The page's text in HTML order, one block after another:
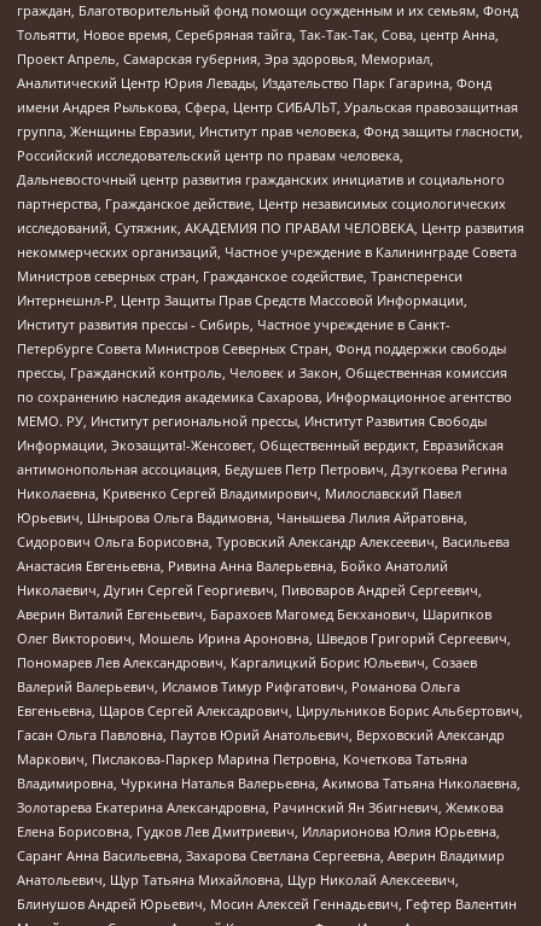
граждан, Благотворительный фонд помощи осужденным и их семьям, Фонд
Тольятти, Новое время, Серебряная тайга, Так-Так-Так, Сова, центр Анна,
Проект Апрель, Самарская губерния, Эра здоровья, Мемориал,
Аналитический Центр Юрия Левады, Издательство Парк Гагарина, Фонд
имени Андрея Рылькова, Сфера, Центр СИБАЛЬТ, Уральская правозащитная
группа, Женщины Евразии, Институт прав человека, Фонд защиты гласности,
Российский исследовательский центр по правам человека,
Дальневосточный центр развития гражданских инициатив и социального
партнерства, Гражданское действие, Центр независимых социологических
исследований, Сутяжник, АКАДЕМИЯ ПО ПРАВАМ ЧЕЛОВЕКА, Центр развития
некоммерческих организаций, Частное учреждение в Калининграде Совета
Министров северных стран, Гражданское содействие, Трансперенси
Интернешнл-Р, Центр Защиты Прав Средств Массовой Информации,
Институт развития прессы - Сибирь, Частное учреждение в Санкт-
Петербурге Совета Министров Северных Стран, Фонд поддержки свободы
прессы, Гражданский контроль, Человек и Закон, Общественная комиссия
по сохранению наследия академика Сахарова, Информационное агентство
МЕМО. РУ, Институт региональной прессы, Институт Развития Свободы
Информации, Экозащита!-Женсовет, Общественный вердикт, Евразийская
антимонопольная ассоциация, Бедушев Петр Петрович, Дзугкоева Регина
Николаевна, Кривенко Сергей Владимирович, Милославский Павел
Юрьевич, Шнырова Ольга Вадимовна, Чанышева Лилия Айратовна,
Сидорович Ольга Борисовна, Туровский Александр Алексеевич, Васильева
Анастасия Евгеньевна, Ривина Анна Валерьевна, Бойко Анатолий
Николаевич, Дугин Сергей Георгиевич, Пивоваров Андрей Сергеевич,
Аверин Виталий Евгеньевич, Барахоев Магомед Бекханович, Шарипков
Олег Викторович, Мошель Ирина Ароновна, Шведов Григорий Сергеевич,
Пономарев Лев Александрович, Каргалицкий Борис Юльевич, Созаев
Валерий Валерьевич, Исламов Тимур Рифгатович, Романова Ольга
Евгеньевна, Щаров Сергей Алексадрович, Цирульников Борис Альбертович,
Гасан Ольга Павловна, Паутов Юрий Анатольевич, Верховский Александр
Маркович, Пислакова-Паркер Марина Петровна, Кочеткова Татьяна
Владимировна, Чуркина Наталья Валерьевна, Акимова Татьяна Николаевна,
Золотарева Екатерина Александровна, Рачинский Ян Збигневич, Жемкова
Елена Борисовна, Гудков Лев Дмитриевич, Илларионова Юлия Юрьевна,
Саранг Анна Васильевна, Захарова Светлана Сергеевна, Аверин Владимир
Анатольевич, Щур Татьяна Михайловна, Щур Николай Алексеевич,
Блинушов Андрей Юрьевич, Мосин Алексей Геннадьевич, Гефтер Валентин